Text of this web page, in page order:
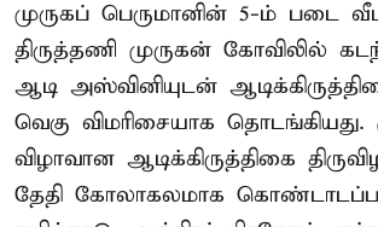
முருகப் பெருமானின் 5-ம் படை
திருத்தணி முருகன் கோவிலில்
ஆடி அஸ்வினியுடன்
வெகு விமரிசையாக தொடங்கியது.
விழாவான ஆடிக்கிருத்திகை
தேதி கோலாகலமாக